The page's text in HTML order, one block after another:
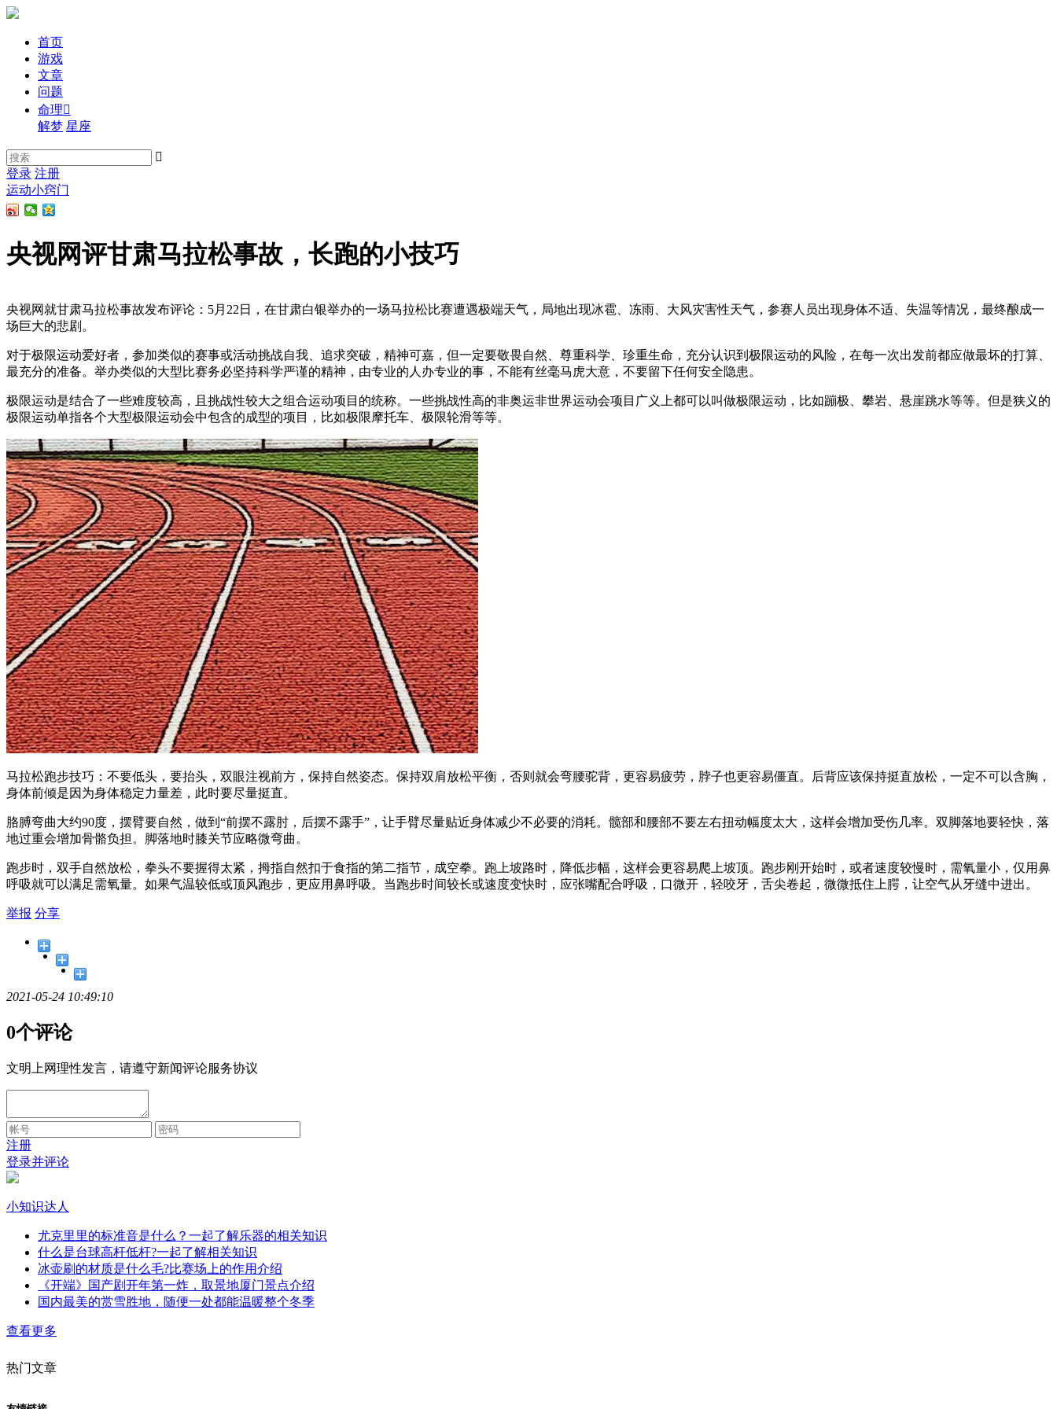
首页
游戏
文章
问题
命理
解梦 星座

登录 注册
运动小窍门
央视网评甘肃马拉松事故，长跑的小技巧
央视网就甘肃马拉松事故发布评论：5月22日，在甘肃白银举办的一场马拉松比赛遭遇极端天气，局地出现冰雹、冻雨、大风灾害性天气，参赛人员出现身体不适、失温等情况，最终酿成一
场巨大的悲剧。
对于极限运动爱好者，参加类似的赛事或活动挑战自我、追求突破，精神可嘉，但一定要敬畏自然、尊重科学、珍重生命，充分认识到极限运动的风险，在每一次出发前都应做最坏的打算、
最充分的准备。举办类似的大型比赛务必坚持科学严谨的精神，由专业的人办专业的事，不能有丝毫马虎大意，不要留下任何安全隐患。
极限运动是结合了一些难度较高，且挑战性较大之组合运动项目的统称。一些挑战性高的非奥运非世界运动会项目广义上都可以叫做极限运动，比如蹦极、攀岩、悬崖跳水等等。但是狭义的
极限运动单指各个大型极限运动会中包含的成型的项目，比如极限摩托车、极限轮滑等等。
马拉松跑步技巧：不要低头，要抬头，双眼注视前方，保持自然姿态。保持双肩放松平衡，否则就会弯腰驼背，更容易疲劳，脖子也更容易僵直。后背应该保持挺直放松，一定不可以含胸，
身体前倾是因为身体稳定力量差，此时要尽量挺直。
胳膊弯曲大约90度，摆臂要自然，做到“前摆不露肘，后摆不露手”，让手臂尽量贴近身体减少不必要的消耗。髋部和腰部不要左右扭动幅度太大，这样会增加受伤几率。双脚落地要轻快，落
地过重会增加骨骼负担。脚落地时膝关节应略微弯曲。
跑步时，双手自然放松，拳头不要握得太紧，拇指自然扣于食指的第二指节，成空拳。跑上坡路时，降低步幅，这样会更容易爬上坡顶。跑步刚开始时，或者速度较慢时，需氧量小，仅用鼻
呼吸就可以满足需氧量。如果气温较低或顶风跑步，更应用鼻呼吸。当跑步时间较长或速度变快时，应张嘴配合呼吸，口微开，轻咬牙，舌尖卷起，微微抵住上腭，让空气从牙缝中进出。
举报 分享
2021-05-24 10:49:10
0个评论
文明上网理性发言，请遵守新闻评论服务协议
注册
登录并评论
小知识达人
尤克里里的标准音是什么？一起了解乐器的相关知识
什么是台球高杆低杆?一起了解相关知识
冰壶刷的材质是什么毛?比赛场上的作用介绍
《开端》国产剧开年第一炸，取景地厦门景点介绍
国内最美的赏雪胜地，随便一处都能温暖整个冬季
查看更多
热门文章